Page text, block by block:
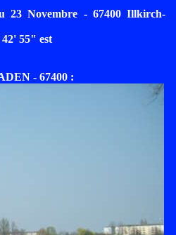
23 Novembre - 67400 Illkirch-
55" est
- 67400 :